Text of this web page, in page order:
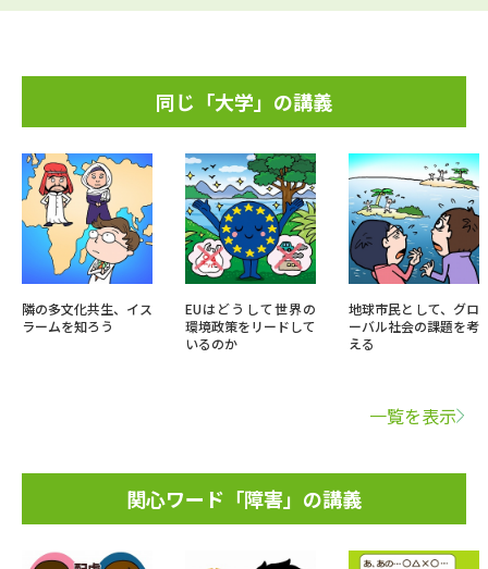
同じ「大学」の講義
隣の多文化共生、イス
ラームを知ろう
EUはどうして世界の
環境政策をリードして
いるのか
地球市民として、グロ
ーバル社会の課題を考
える
一覧を表示
関心ワード「障害」の講義